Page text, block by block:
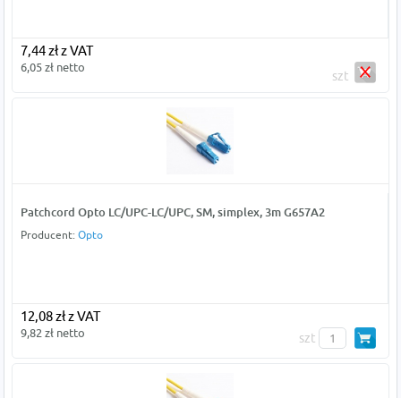
7,44 zł z VAT
6,05 zł netto
szt
Patchcord Opto LC/UPC-LC/UPC, SM, simplex, 3m G657A2
Producent: Opto
12,08 zł z VAT
9,82 zł netto szt